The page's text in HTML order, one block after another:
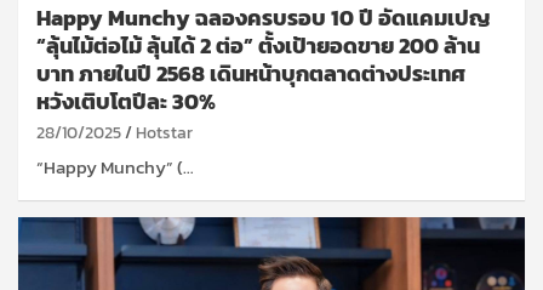
Happy Munchy ฉลองครบรอบ 10 ปี อัดแคมเปญ
“ลุ้นไม้ต่อไม้ ลุ้นได้ 2 ต่อ” ตั้งเป้ายอดขาย 200 ล้าน
บาท ภายในปี 2568 เดินหน้าบุกตลาดต่างประเทศ
หวังเติบโตปีละ 30%
28/10/2025 Hotstar
“Happy Munchy” (…